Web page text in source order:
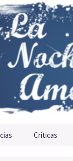
al contenido
Críticas